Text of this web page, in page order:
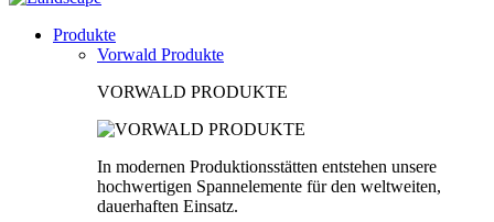
Produkte
Vorwald Produkte
VORWALD PRODUKTE
In modernen Produktionsstätten entstehen unsere
hochwertigen Spannelemente für den weltweiten,
dauerhaften Einsatz.